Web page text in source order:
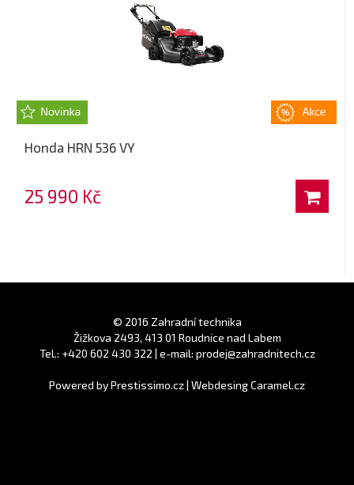
Honda HRN 536 VY
25 990 Kč
© 2016 Zahradní technika
Žižkova 2493, 413 01 Roudnice nad Labem
Tel.: +420 602 430 322 | e-mail: prodej@zahradnitech.cz
Powered byPrestissimo.cz| Webdesing Caramel.cz